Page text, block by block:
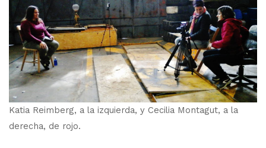
Katia Reimberg, a la izquierda, y Cecilia Montagut, a la
derecha, de rojo.